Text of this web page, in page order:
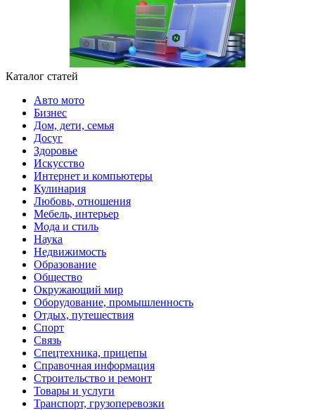
Каталог статей
Авто мото
Бизнес
Дом, дети, семья
Досуг
Здоровье
Искусство
Интернет и компьютеры
Кулинария
Любовь, отношения
Мебель, интерьер
Мода и стиль
Наука
Недвижимость
Образование
Общество
Окружающий мир
Оборудование, промышленность
Отдых, путешествия
Спорт
Связь
Спецтехника, прицепы
Справочная информация
Строительство и ремонт
Товары и услуги
Транспорт, грузоперевозки